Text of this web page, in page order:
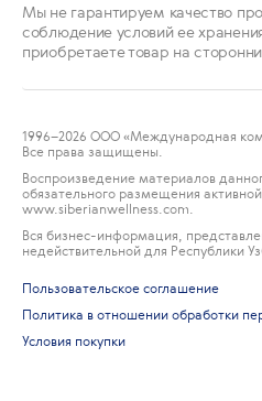
Мы не гарантируем качество
соблюдение условий ее
приобретаете товар на
1996–2026 ООО «Международная
Все права защищены.
Воспроизведение материалов
обязательного размещения
www.siberianwellness.com.
Вся бизнес-информация,
недействительной для Республики
Пользовательское соглашение
Политика в отношении обработки
Условия покупки